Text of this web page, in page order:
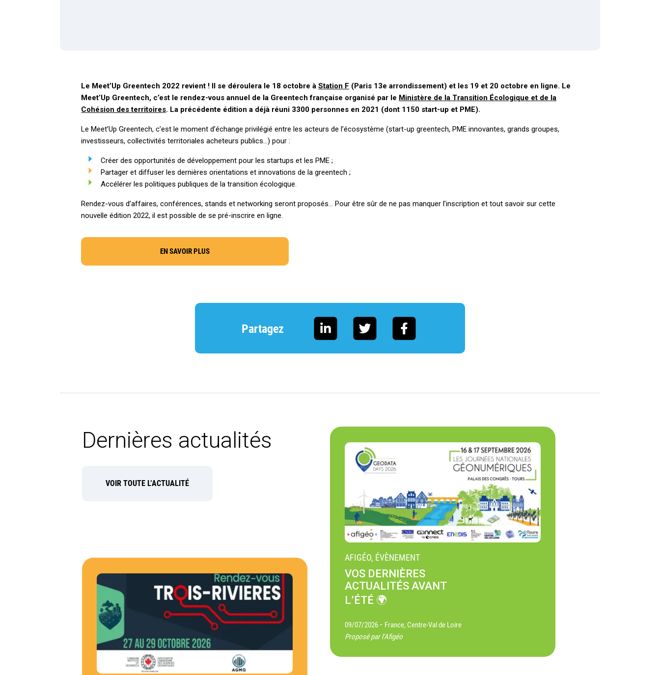
Le Meet’Up Greentech 2022 revient ! Il se déroulera le 18 octobre àStation F (Paris 13e arrondissement) et les 19 et 20 octobre en ligne. Le
Meet’Up Greentech, c’est le rendez-vous annuel de la Greentech française organisé par le Ministère de la Transition Écologique et de la
Cohésion des territoires. La précédente édition a déjà réuni 3300 personnes en 2021 (dont 1150 start-up et PME).
Le Meet’Up Greentech, c’est le moment d’échange privilégié entre les acteurs de l’écosystème (start-up greentech, PME innovantes, grands groupes,
investisseurs, collectivités territoriales acheteurs publics…) pour :
Créer des opportunités de développement pour les startups et les PME ;
Partager et diffuser les dernières orientations et innovations de la greentech ;
Accélérer les politiques publiques de la transition écologique.
Rendez-vous d’affaires, conférences, stands et networking seront proposés… Pour être sûr de ne pas manquer l’inscription et tout savoir sur cette
nouvelle édition 2022, il est possible de se pré-inscrire en ligne.
EN SAVOIR PLUS
Partagez
Dernières actualités
AFIGÉO, ÉVÈNEMENT
VOS DERNIÈRES
ACTUALITÉS AVANT
L’ÉTÉ 🌍
09/07/2026 - France, Centre-Val de Loire
Proposé par l'Afigéo
VOIR TOUTE L’ACTUALITÉ